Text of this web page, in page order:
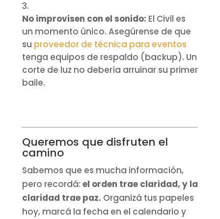
No improvisen con el sonido: El Civil es
un momento único. Asegúrense de que
su proveedor de técnica para eventos
tenga equipos de respaldo (backup). Un
corte de luz no debería arruinar su primer
baile.
Queremos que disfruten el
camino
Sabemos que es mucha información,
pero recordá: el orden trae claridad, y la
claridad trae paz. Organizá tus papeles
hoy, marcá la fecha en el calendario y